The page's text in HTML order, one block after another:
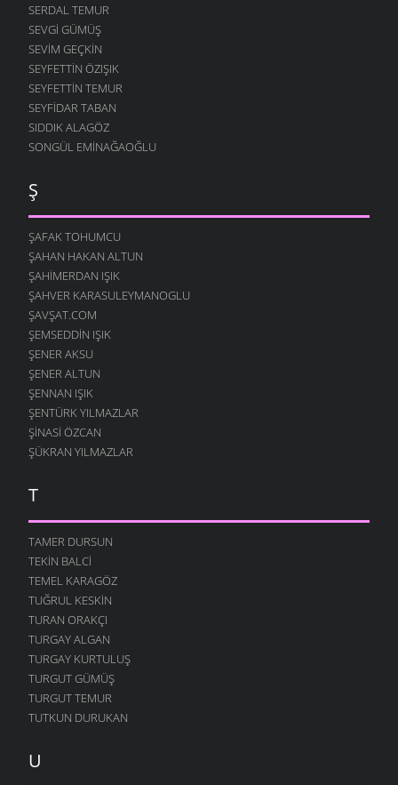
SERDAL TEMUR
SEVGI GÜMÜŞ
SEVIM GEÇKIN
SEYFETTIN ÖZIŞIK
SEYFETTIN TEMUR
SEYFIDAR TABAN
SIDDIK ALAGÖZ
SONGÜL EMINAĞAOĞLU
Ş
ŞAFAK TOHUMCU
ŞAHAN HAKAN ALTUN
ŞAHIMERDAN IŞIK
ŞAHVER KARASULEYMANOGLU
ŞAVŞAT.COM
ŞEMSEDDIN IŞIK
ŞENER AKSU
ŞENER ALTUN
ŞENNAN IŞIK
ŞENTÜRK YILMAZLAR
ŞINASI ÖZCAN
ŞÜKRAN YILMAZLAR
T
TAMER DURSUN
TEKIN BALCI
TEMEL KARAGÖZ
TUĞRUL KESKIN
TURAN ORAKÇI
TURGAY ALGAN
TURGAY KURTULUŞ
TURGUT GÜMÜŞ
TURGUT TEMUR
TUTKUN DURUKAN
U